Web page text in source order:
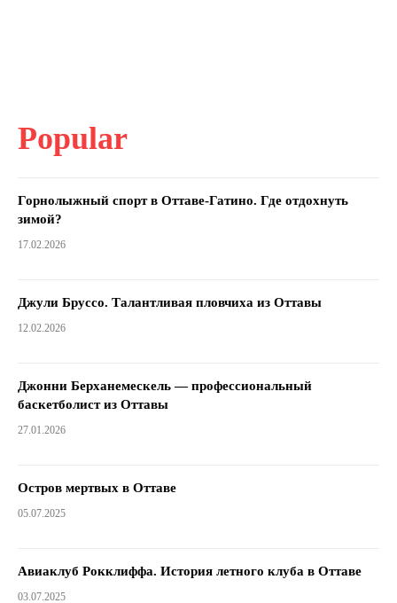
Popular
Горнолыжный спорт в Оттаве-Гатино. Где отдохнуть
зимой?
17.02.2026
Джули Бруссо. Талантливая пловчиха из Оттавы
12.02.2026
Джонни Берханемескель — профессиональный
баскетболист из Оттавы
27.01.2026
Остров мертвых в Оттаве
05.07.2025
Авиаклуб Рокклиффа. История летного клуба в Оттаве
03.07.2025